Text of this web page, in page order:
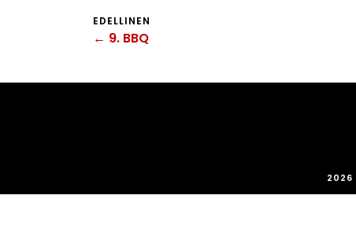
EDELLINEN
← 9. BBQ
2026